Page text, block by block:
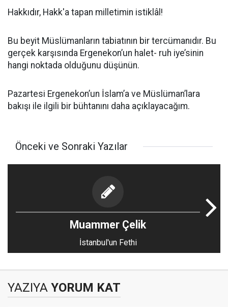
Hakkıdır, Hakk'a tapan milletimin istiklâl!
Bu beyit Müslümanların tabiatının bir tercümanıdır. Bu
gerçek karşısında Ergenekon’un halet- ruh iye’sinin
hangi noktada olduğunu düşünün.
Pazartesi Ergenekon’un İslam’a ve Müslüman’lara
bakışı ile ilgili bir bühtanını daha açıklayacağım.
Önceki ve Sonraki Yazılar
Muammer Çelik
İstanbul'un Fethi
YAZIYA YORUM KAT